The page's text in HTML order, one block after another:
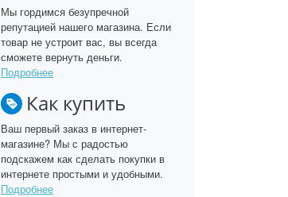
Мы гордимся безупречной
репутацией нашего магазина. Если
товар не устроит вас, вы всегда
сможете вернуть деньги.
Подробнее
Как купить
Ваш первый заказ в интернет-
магазине? Мы с радостью
подскажем как сделать покупки в
интернете простыми и удобными.
Подробнее